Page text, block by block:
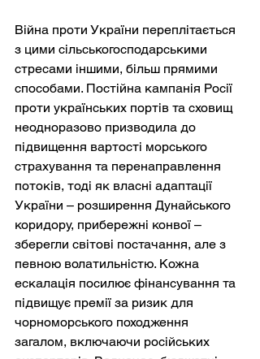
Війна проти України переплітається
з цими сільськогосподарськими
стресами іншими, більш прямими
способами. Постійна кампанія Росії
проти українських портів та сховищ
неодноразово призводила до
підвищення вартості морського
страхування та перенаправлення
потоків, тоді як власні адаптації
України – розширення Дунайського
коридору, прибережні конвої –
зберегли світові постачання, але з
певною волатильністю. Кожна
ескалація посилює фінансування та
підвищує премії за ризик для
чорноморського походження
загалом, включаючи російських